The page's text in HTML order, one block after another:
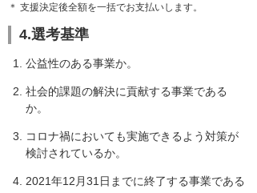
＊ 支援決定後全額を一括でお支払いします。
4.選考基準
公益性のある事業か。
社会的課題の解決に貢献する事業である
か。
コロナ禍においても実施できるよう対策が
検討されているか。
2021年12月31日までに終了する事業である